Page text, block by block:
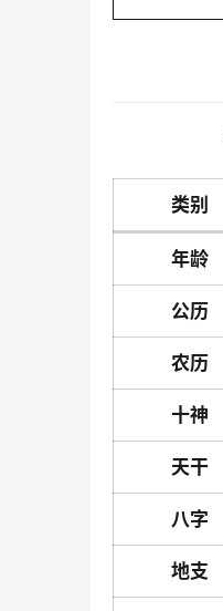
类别
年龄
公历
农历
十神
天干
八字
地支